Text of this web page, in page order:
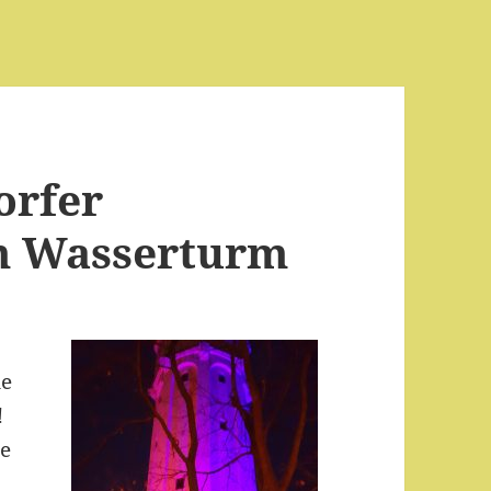
Wasserturm